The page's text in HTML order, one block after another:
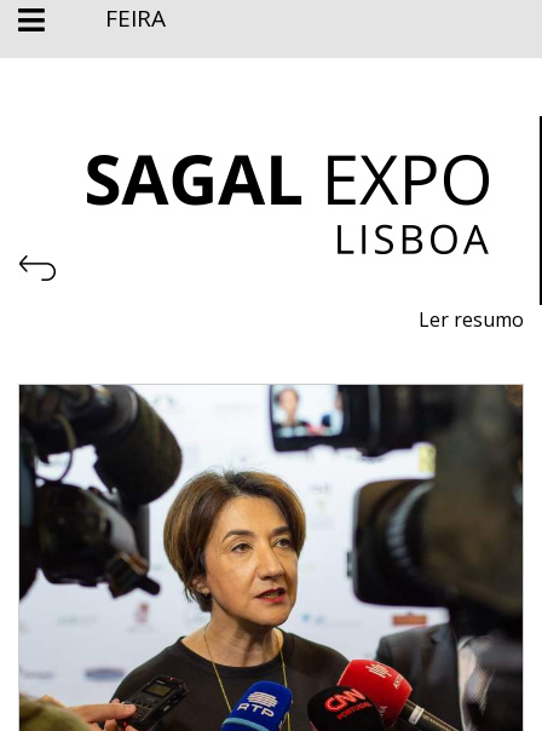
FEIRA
Ler resumo
27 a 29 de março 2023 - FIL - Lisboa
segunda-feira e terça: 9h às 18h
quarta-feira: 09h às 15h